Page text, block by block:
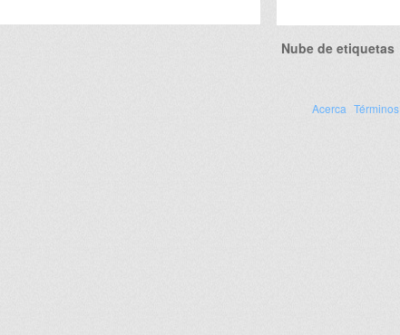
Nube de etiquetas
Acerca Términos